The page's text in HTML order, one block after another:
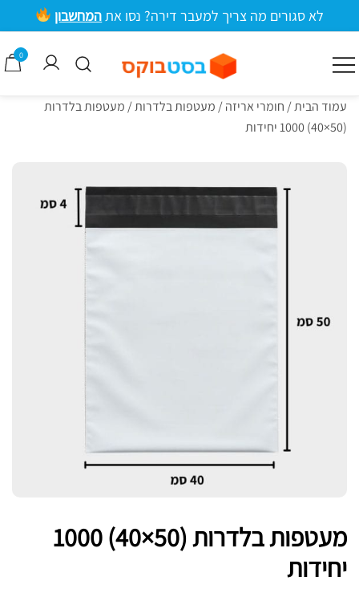
לתוכן
לא סגורים מה צריך למעבר דירה? נסו את המחשבון
בסטבוקס
0
עמוד הבית/ חומרי אריזה/ מעטפות בלדרות/ מעטפות בלדרות
(50×40) 1000 יחידות
מעטפות בלדרות (50×40) 1000
יחידות